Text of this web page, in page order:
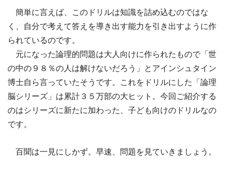
簡単に言えば、このドリルは知識を詰め込むのではな
く、自分で考えて答えを導き出す能力を引き出すように作
られているのです。
元になった論理的問題は大人向けに作られたもので「世
の中の９８％の人は解けないだろう」とアインシュタイン
博士自ら言っていたそうです。これをドリルにした「論理
脳シリーズ」は累計３５万部の大ヒット。今回ご紹介する
のはシリーズに新たに加わった、子ども向けのドリルなの
です。
百聞は一見にしかず。早速、問題を見ていきましょう。